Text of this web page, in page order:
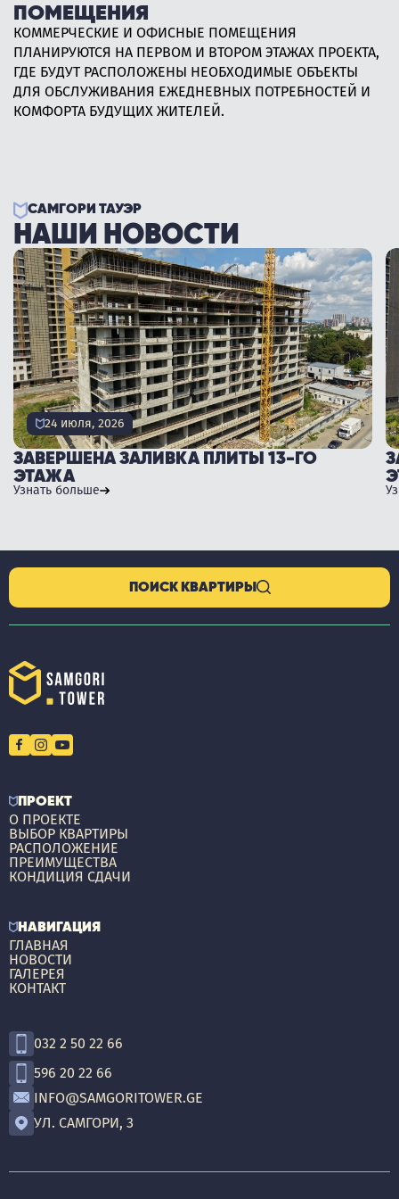
ТЕРРИТОРИЯ
НАШ ПРОЕКТ ОТЛИЧАЕТСЯ БОЛЬШИМ, ОГРАЖДЁННЫМ И
БЕЗОПАСНЫМ ДВОРОМ, ГДЕ ПЛАНИРУЮТСЯ ИГРОВЫЕ
ПЛОЩАДКИ ДЛЯ ДЕТЕЙ И ЗОНЫ ОТДЫХА.
ПОМЕЩЕНИЯ
КОММЕРЧЕСКИЕ И ОФИСНЫЕ ПОМЕЩЕНИЯ
ПЛАНИРУЮТСЯ НА ПЕРВОМ И ВТОРОМ ЭТАЖАХ ПРОЕКТА,
ГДЕ БУДУТ РАСПОЛОЖЕНЫ НЕОБХОДИМЫЕ ОБЪЕКТЫ
ДЛЯ ОБСЛУЖИВАНИЯ ЕЖЕДНЕВНЫХ ПОТРЕБНОСТЕЙ И
КОМФОРТА БУДУЩИХ ЖИТЕЛЕЙ.
САМГОРИ ТАУЭР
НАШИ НОВОСТИ
24 июля, 2026
ЗАВЕРШЕНА ЗАЛИВКА ПЛИТЫ 13-ГО
ЭТАЖА
Узнать больше
ПОИСК КВАРТИРЫ
ПРОЕКТ
О ПРОЕКТЕ
ВЫБОР КВАРТИРЫ
РАСПОЛОЖЕНИЕ
ПРЕИМУЩЕСТВА
КОНДИЦИЯ СДАЧИ
НАВИГАЦИЯ
ГЛАВНАЯ
НОВОСТИ
ГАЛЕРЕЯ
КОНТАКТ
032 2 50 22 66
596 20 22 66
INFO@SAMGORITOWER.GE
УЛ. САМГОРИ, 3